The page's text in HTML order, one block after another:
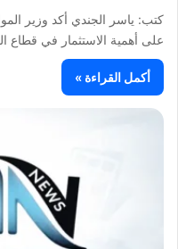
كتب: ياسر الجندي أكد وزير
على أهمية الاستثمار في
أكمل القراءة »